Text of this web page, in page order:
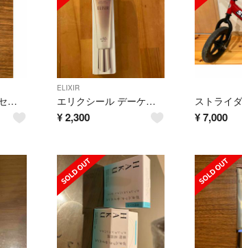
マキアージュ エッセンスベース EX ピュアアイボリー(30g)
ELIXIR
エリクシール デーケアレボリューション +ba(35ml)
¥ 2,300 ¥7,000